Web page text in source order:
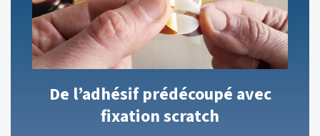
De l’adhésif prédécoupé avec
fixation scratch